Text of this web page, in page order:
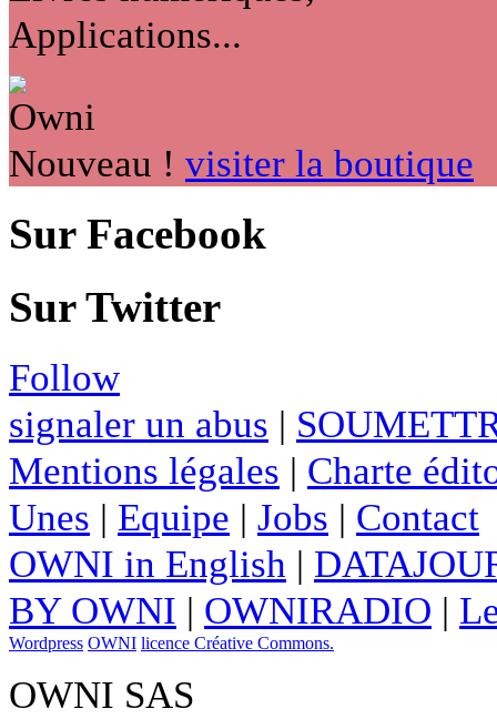
Applications...
Nouveau ! visiter la boutique
Sur Facebook
Sur Twitter
Follow
signaler un abus |
Mentions légales | Charte
Unes | Equipe | Jobs | Contact
OWNI in English |
BY OWNI | OWNIRADIO |
Wordpress OWNI licence Créative Commons.
OWNI SAS